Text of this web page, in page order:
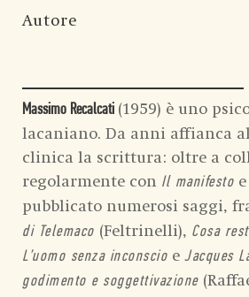
Autore
Massimo Recalcati (1959) è uno
lacaniano. Da anni affianca
clinica la scrittura: oltre a
regolarmente con Il manifesto e
pubblicato numerosi saggi,
di Telemaco (Feltrinelli), Cosa
L’uomo senza inconscio e Jacques
godimento e soggettivazione